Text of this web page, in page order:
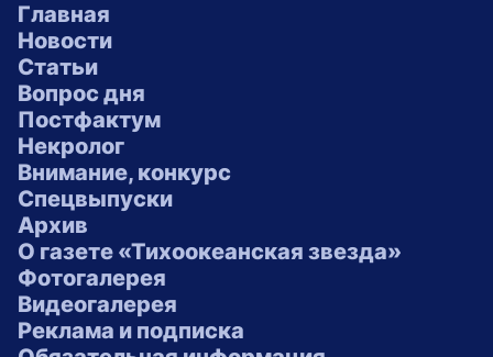
Главная
Новости
Статьи
Вопрос дня
Постфактум
Некролог
Внимание, конкурс
Спецвыпуски
Архив
О газете «Тихоокеанская звезда»
Фотогалерея
Видеогалерея
Реклама и подписка